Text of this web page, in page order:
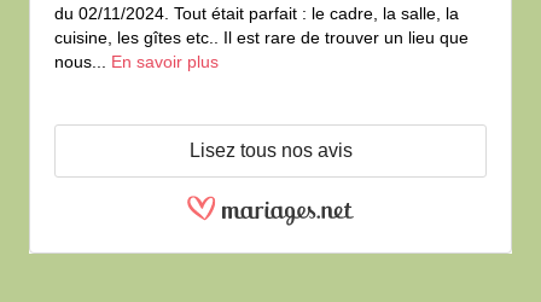
du 02/11/2024. Tout était parfait : le cadre, la salle, la
cuisine, les gîtes etc.. Il est rare de trouver un lieu que
nous... En savoir plus
Lisez tous nos avis